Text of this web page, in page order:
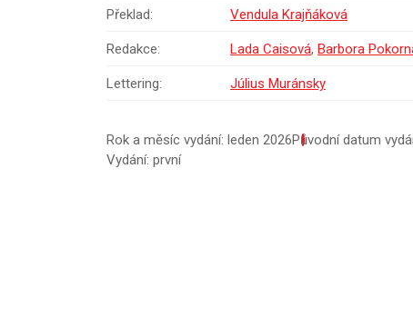
Překlad: Vendula Krajňáková
Redakce: Lada Caisová, Barbora
Lettering: Július Muránsky
Rok a měsíc vydání: leden 2026Původní datum
Vydání: první